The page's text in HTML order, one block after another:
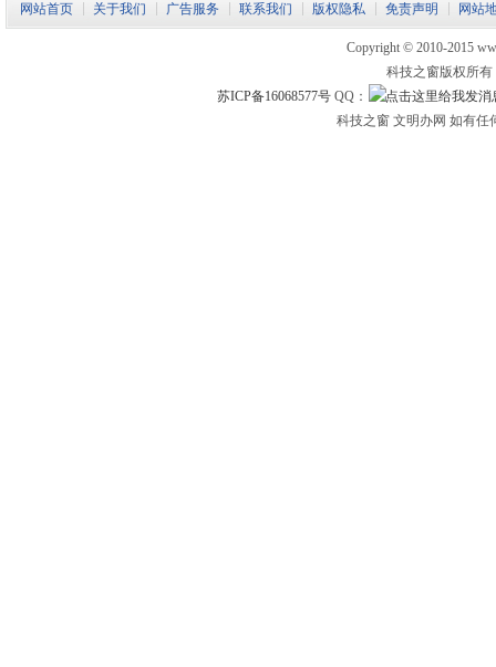
网站首页 关于我们 广告服务 联系我们 版权隐私 免责声明 网站
Copyright © 2010-2015
科技之窗版权所
苏ICP备16068577号 QQ：
科技之窗 文明办网 如有任